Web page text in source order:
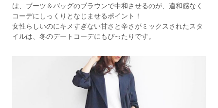
は、ブーツ＆バッグのブラウンで中和させるのが、違和感なく
コーデにしっくりとなじませるポイント！
女性らしいのにキメすぎない甘さと辛さがミックスされたスタ
イルは、冬のデートコーデにもぴったりです。